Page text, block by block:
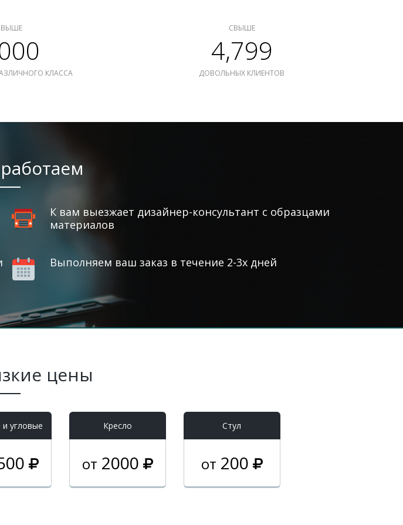
КЛАССА
СВЫШЕ
4,799
ДОВОЛЬНЫХ КЛИЕНТОВ
К вам выезжает дизайнер-консультант с образцами
материалов
Выполняем ваш заказ в течение 2-3х дней
цены
угловые Кресло
от 2000
Стул
от 200